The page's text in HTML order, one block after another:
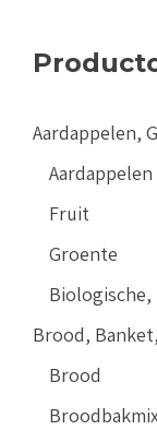
Aardappelen,
Aardappelen
Fruit
Groente
Brood,
Brood